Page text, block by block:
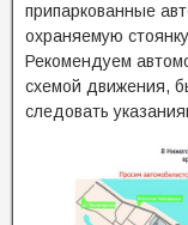
припаркованные
охраняемую
Рекомендуем
схемой движения,
следовать